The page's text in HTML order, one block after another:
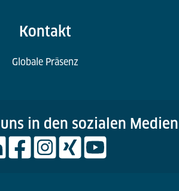
Kontakt
Globale Präsenz
in den sozialen Medien